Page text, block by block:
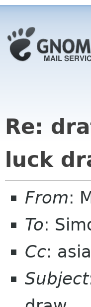
Re:
luck
From:
To:
Cc:
Subject